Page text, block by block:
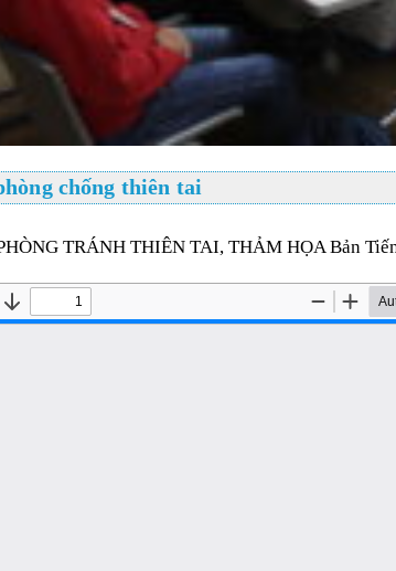
chống thiên tai
TRÁNH THIÊN TAI, THẢM HỌA Bản